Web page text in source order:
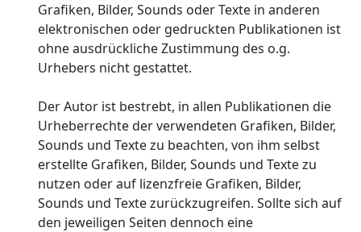
Grafiken, Bilder, Sounds oder Texte in anderen
elektronischen oder gedruckten Publikationen ist
ohne ausdrückliche Zustimmung des o.g.
Urhebers nicht gestattet.
Der Autor ist bestrebt, in allen Publikationen die
Urheberrechte der verwendeten Grafiken, Bilder,
Sounds und Texte zu beachten, von ihm selbst
erstellte Grafiken, Bilder, Sounds und Texte zu
nutzen oder auf lizenzfreie Grafiken, Bilder,
Sounds und Texte zurückzugreifen. Sollte sich auf
den jeweiligen Seiten dennoch eine